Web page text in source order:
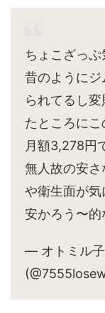
ちょこざっ
昔のように
られてるし
たところにこ
月額3,278円
無人故の安
や衛生面が気
安かろう〜
— オトミル